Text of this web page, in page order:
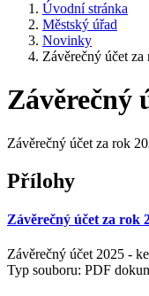
Úvodní stránka
Městský úřad
Novinky
Závěrečný účet za
Závěrečný
Závěrečný účet za rok
Přílohy
Závěrečný účet za rok
Závěrečný účet 2025 -
Typ souboru: PDF